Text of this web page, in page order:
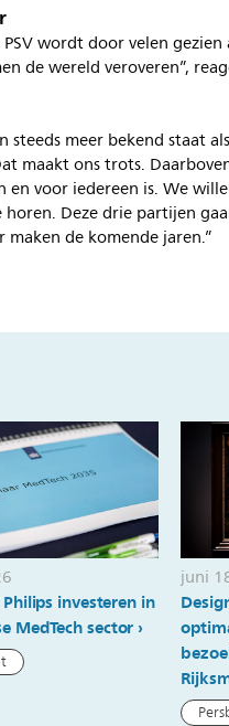
wordt door velen gezien
de wereld veroveren”,
meer bekend staat
maakt ons trots.
voor iedereen is. We
Deze drie partijen
de komende jaren.”
investeren in
MedTech sector
juni